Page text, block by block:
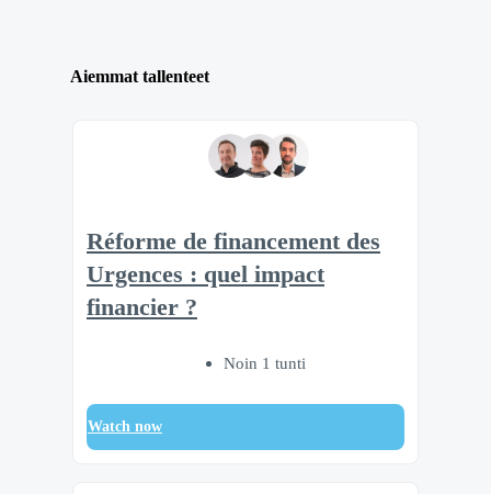
Aiemmat tallenteet
Réforme de financement des
Urgences : quel impact
financier ?
Noin 1 tunti
Watch now